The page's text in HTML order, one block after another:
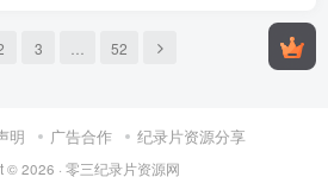
3 52
明 广告合作 纪录片资源分享
© 2026 · 零三纪录片资源网